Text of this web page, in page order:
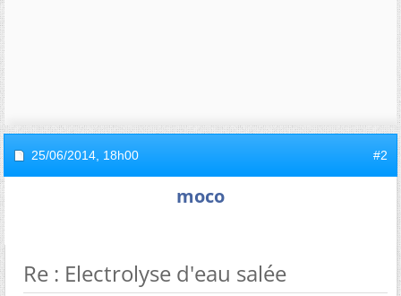
25/06/2014, 18h00 #2
moco
Re : Electrolyse d'eau salée